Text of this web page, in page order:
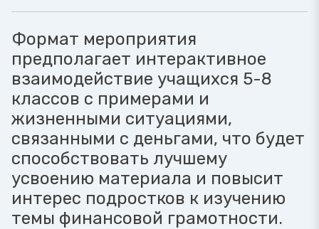
Формат мероприятия
предполагает интерактивное
взаимодействие учащихся 5-8
классов с примерами и
жизненными ситуациями,
связанными с деньгами, что будет
способствовать лучшему
усвоению материала и повысит
интерес подростков к изучению
темы финансовой грамотности.